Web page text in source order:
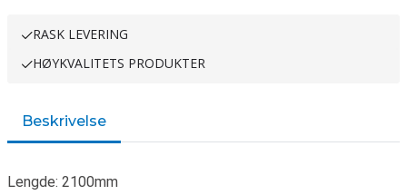
RASK LEVERING
HØYKVALITETS PRODUKTER
Beskrivelse
Lengde: 2100mm